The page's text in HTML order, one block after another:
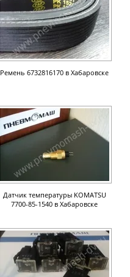
Ремень 6732816170 в Хабаровске
Датчик температуры KOMATSU
7700-85-1540 в Хабаровске